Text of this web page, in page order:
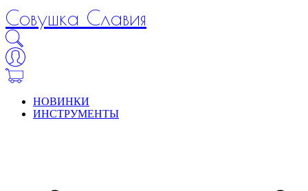
Совушка Славия
НОВИНКИ
ИНСТРУМЕНТЫ